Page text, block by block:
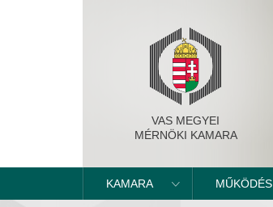
VAS MEGYEI
MÉRNÖKI KAMARA
KAMARA MŰKÖDÉS